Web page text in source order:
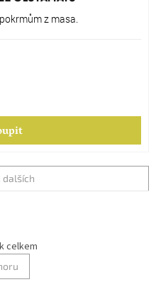
z masa.
dalších
celkem